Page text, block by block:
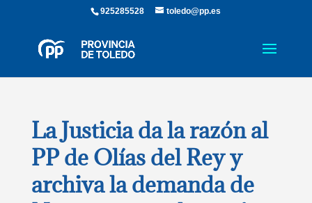
925285528 toledo@pp.es
La Justicia da la razón al
PP de Olías del Rey y
archiva la demanda de